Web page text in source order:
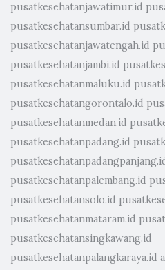
pusatkesehatanjawatimur.id
pusatkesehatansumbar.id
pusatkesehatanjawatengah.id
pusatkesehatanjambi.id
pusatkesehatanmaluku.id
pusatkesehatangorontalo.id
pusatkesehatanmedan.id
pusatkesehatanpadang.id
pusatkesehatanpalembang.id
pusatkesehatansolo.id
pusatkesehatanmataram.id
pusatkesehatansingkawang.id
pusatkesehatanpalangkaraya.id